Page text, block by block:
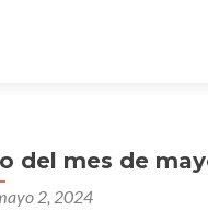
del mes de
2, 2024